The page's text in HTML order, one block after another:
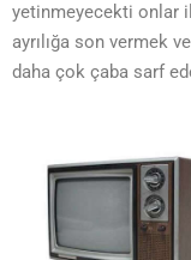
yetinmeyecekti onlar
ayrılığa son vermek
daha çok çaba sarf